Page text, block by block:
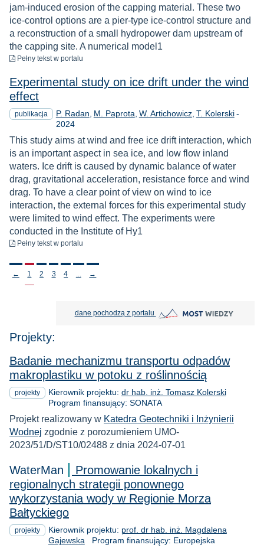
jam-induced erosion of the capping material. These two
ice-control options are a pier-type ice-control structure and
a reconstruction of a small hydropower dam upstream of
the capping site. A numerical model1
Pełny tekst do pobrania
w portalu
Experimental study on ice drift under the wind
effect
publikacja P. Radan M. Paprota W. Artichowicz T. Kolerski -Rok
2024
This study aims at wind and free ice drift interaction, which
is an important aspect in sea ice, and low flow inland
waters. Ice drift is caused by dynamic balance of water
drag, gravitational acceleration, resistance force and wind
drag. To have a clear point of view on wind to ice
interaction, the external forces for this experimental study
were limited to wind effect. The experiments were
conducted in the Institute of Hy1
Pełny tekst do pobrania
w portalu
Stronicowanie
← 1 2 3 4 →
dane pochodzą z portalu MOST Wiedzy otwiera się w
Projekty:
Badanie mechanizmu transportu odpadów
makroplastiku w potoku z roślinnością
projekty Kierownik projektu: dr hab. inż. Tomasz Kolerski
Program finansujący: SONATA
Projekt realizowany w Katedra Geotechniki i Inżynierii
Wodnej zgodnie z porozumieniem UMO-
2023/51/D/ST10/02488 z dnia 2024-07-01
WaterMan
Promowanie lokalnych i
regionalnych strategii ponownego
wykorzystania wody w Regionie Morza
Bałtyckiego
projekty Kierownik projektu: prof. dr hab. inż. Magdalena
Gajewska Program finansujący: Europejska